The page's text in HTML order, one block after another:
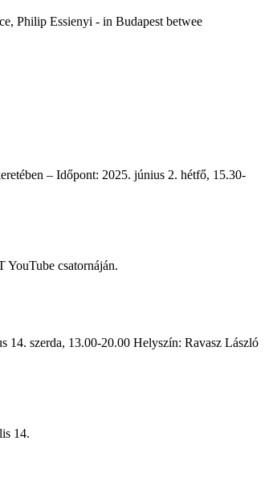
Philip Essienyi - in Budapest betwee
– Időpont: 2025. június 2. hétfő, 15.30-
csatornáján.
szerda, 13.00-20.00 Helyszín: Ravasz László
14.